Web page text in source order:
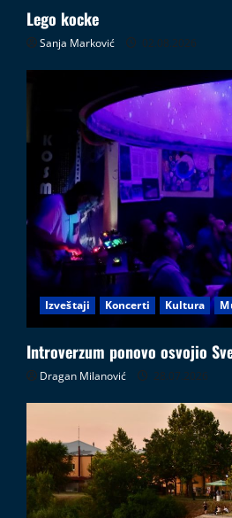
Lego kocke
Sanja Marković 02.08.2026
Izveštaji Koncerti Kultura
Introverzum ponovo osvojio
Dragan Milanović 28.07.2026